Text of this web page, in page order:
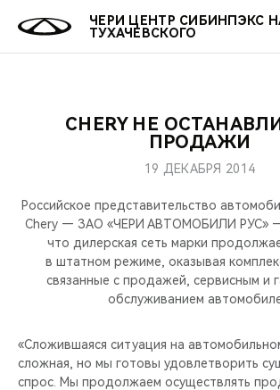
ЧЕРИ ЦЕНТР СИБИНПЭКС
ТУХАЧЕВСКОГО
МОДЕЛИ
КРОССОВЕРЫ
СЕДАНЫ
НОВИНКИ
ПОКУПАТЕЛЯМ
КРЕДИТ И СТРАХОВАНИЕ
ВЛАДЕЛЬЦАМ
ЗАПЧАСТИ И АКСЕССУАРЫ
ПОДДЕРЖКА
МИР CHERY
О БРЕНДЕ
CHERY В СОЦСЕТЯХ
АКЦИИ
ОНЛАЙН СЕРВИСЫ
КРЕДИТ
О КОМПАНИИ
МЫ В СОЦСЕТЯХ
CHERY НЕ
ПРОДАЖИ
19 ДЕКАБРЯ 2014
Российское представительство
Chery — ЗАО «ЧЕРИ АВТОМОБИЛИ РУС»
что дилерская сеть марки
в штатном режиме, оказывая
связанные с продажей, сервисным и
обслуживанием
«Сложившаяся ситуация на
сложная, но мы готовы удовлетворить
спрос. Мы продолжаем осуществлять